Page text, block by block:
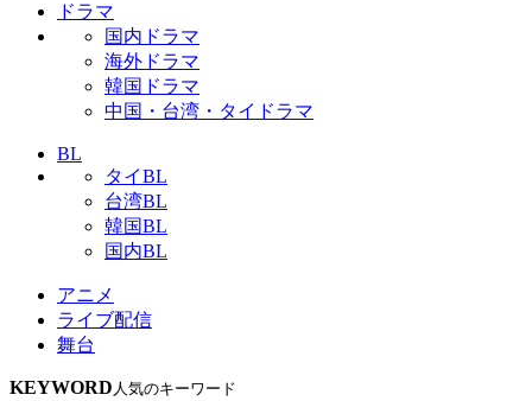
ドラマ
国内ドラマ
海外ドラマ
韓国ドラマ
中国・台湾・タイドラマ
BL
タイBL
台湾BL
韓国BL
国内BL
アニメ
ライブ配信
舞台
KEYWORD 人気のキーワード